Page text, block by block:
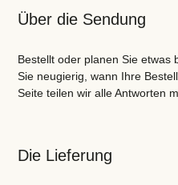
Über die Sendung
Bestellt oder planen Sie etwas
Sie neugierig, wann Ihre
Seite teilen wir alle Antworten
Die Lieferung